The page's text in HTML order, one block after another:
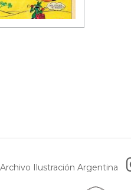
Archivo Ilustración Argentina